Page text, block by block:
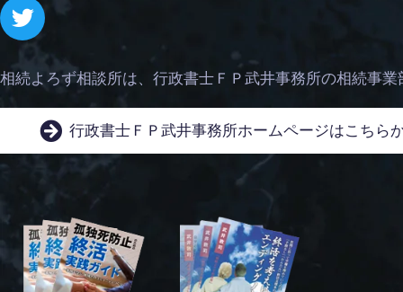
相続よろず相談所は、 行政書士ＦＰ武井事務所の相続事業
行政書士ＦＰ武井事務所ホームページはこちら